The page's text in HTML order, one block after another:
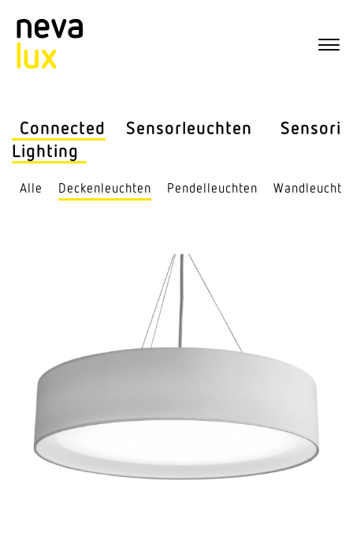
Connected
Lighting
Sensor­leuchten Sensorik
Alle Decken­leuchten Pendel­leuchten